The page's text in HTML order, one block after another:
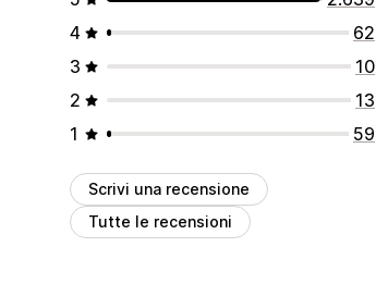
4
62
3
10
2
13
1
59
Scrivi una recensione
Tutte le recensioni